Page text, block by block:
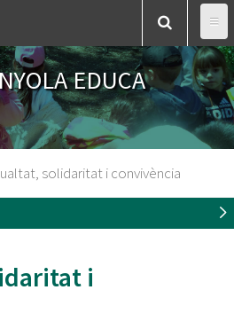
EDUCA
solidaritat i convivència
i